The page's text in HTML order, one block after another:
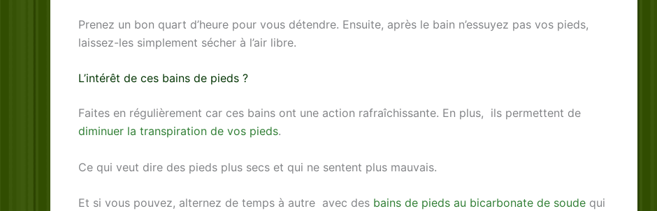
Prenez un bon quart d’heure pour vous détendre. Ensuite, après le bain n’essuyez pas vos pieds,
laissez-les simplement sécher à l’air libre.
L’intérêt de ces bains de pieds ?
Faites en régulièrement car ces bains ont une action rafraîchissante. En plus, ils permettent de
diminuer la transpiration de vos pieds.
Ce qui veut dire des pieds plus secs et qui ne sentent plus mauvais.
Et si vous pouvez, alternez de temps à autre avec des bains de pieds au bicarbonate de soude qui